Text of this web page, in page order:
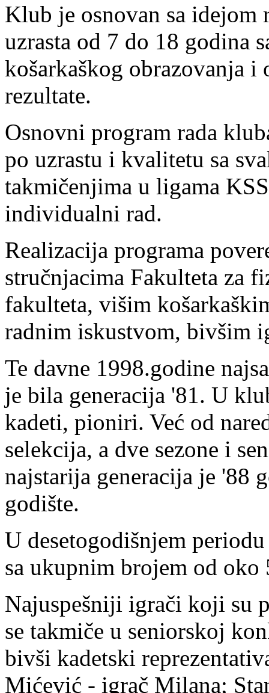
Klub je osnovan sa idejom
uzrasta od 7 do 18 godina
košarkaškog obrazovanja i
rezultate.
Osnovni program rada
po uzrastu i kvalitetu sa
takmičenjima u ligama
individualni rad.
Realizacija programa
stručnjacima Fakulteta za
fakulteta, višim
radnim iskustvom, bivšim
Te davne 1998.godine
je bila generacija '81. U
kadeti, pioniri. Već od
selekcija, a dve sezone i
najstarija generacija je '88
godište.
U desetogodišnjem
sa ukupnim brojem od oko
Najuspešniji igrači koji su
se takmiče u seniorskoj
bivši kadetski
Mićević - igrač Milana;